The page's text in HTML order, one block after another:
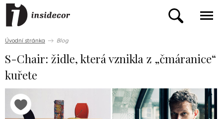
Úvodní stránka Blog
S-Chair: židle, která vznikla z „čmáranice“
kuřete